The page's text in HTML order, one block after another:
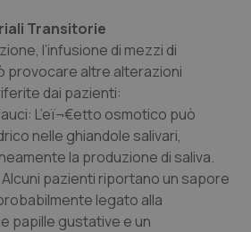
urogenitali
impianti
Transitorie
l’infusione di mezzi di
provocare altre alterazioni
dai pazienti:
L’eï¬€etto osmotico può
nelle ghiandole salivari,
la produzione di saliva.
pazienti riportano un sapore
legato alla
papille gustative e un